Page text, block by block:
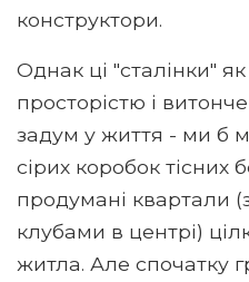
конструктори.
Однак ці "сталінки"
просторістю і
задум у життя - ми б
сірих коробок тісних
продумані квартали
клубами в центрі)
житла. Але спочатку